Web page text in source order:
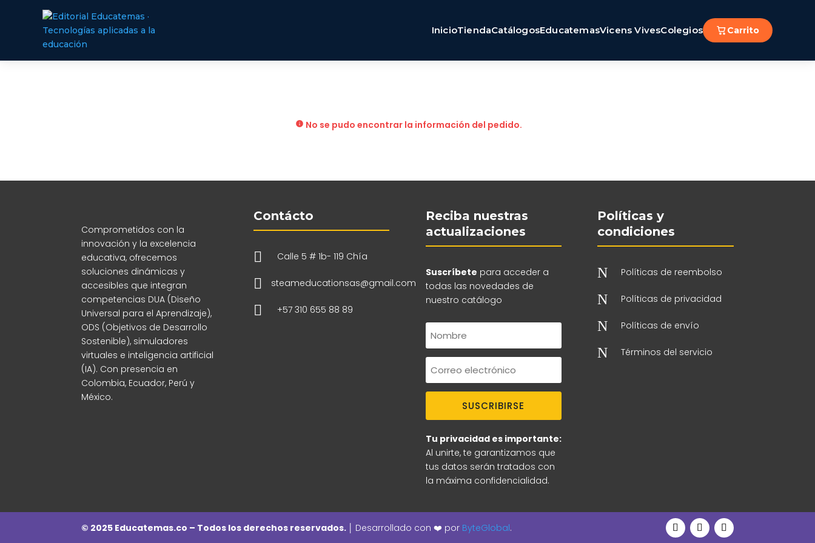
InicioTiendaCatálogosEducatemasVicens VivesColegios Carrito
No se pudo encontrar la información del pedido.
Comprometidos con la
innovación y la excelencia
educativa, ofrecemos
soluciones dinámicas y
accesibles que integran
competencias DUA (Diseño
Universal para el Aprendizaje),
ODS (Objetivos de Desarrollo
Sostenible), simuladores
virtuales e inteligencia artificial
(IA). Con presencia en
Colombia, Ecuador, Perú y
México.
Contácto
 Calle 5 # 1b- 119 Chía
 steameducationsas@gmail.com
 +57 310 655 88 89
Reciba nuestras
actualizaciones
Suscríbete para acceder a
todas las novedades de
nuestro catálogo
SUSCRIBIRSE
Tu privacidad es importante:
Al unirte, te garantizamos que
tus datos serán tratados con
la máxima confidencialidad.
Políticas y
condiciones
N Políticas de reembolso
N Políticas de privacidad
N Políticas de envío
N Términos del servicio
© 2025 Educatemas.co – Todos los derechos reservados. │ Desarrollado con ❤️ por ByteGlobal.